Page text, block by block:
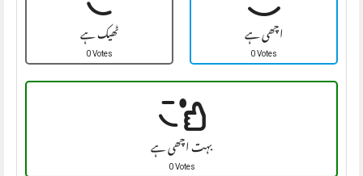
ٹھیک ہے
0 Votes اچھی ہے
0 Votes
بہت اچھی ہے
0 Votes